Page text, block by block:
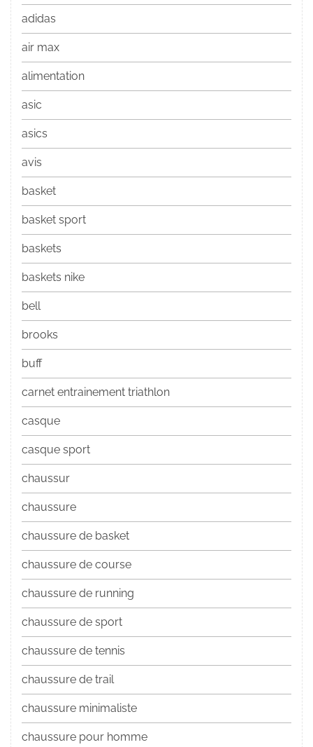
adidas
air max
alimentation
asic
asics
avis
basket
basket sport
baskets
baskets nike
bell
brooks
buff
carnet entrainement triathlon
casque
casque sport
chaussur
chaussure
chaussure de basket
chaussure de course
chaussure de running
chaussure de sport
chaussure de tennis
chaussure de trail
chaussure minimaliste
chaussure pour homme